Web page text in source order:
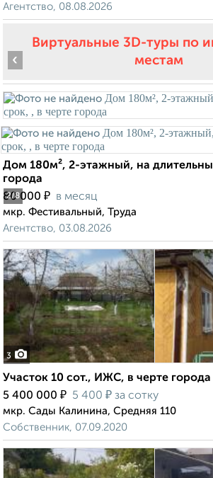
Агентство, 08.08.2026
Виртуальные 3D-туры по
местам
2/8
‹
Дом 180м², 2-этажный, на
города
80 000 ₽ в месяц
мкр. Фестивальный, Труда
Агентство, 03.08.2026
3
Участок 10 сот., ИЖС, в черте города
5 400 000 ₽ 5 400 ₽ за сотку
мкр. Сады Калинина, Средняя 110
Собственник, 07.09.2020